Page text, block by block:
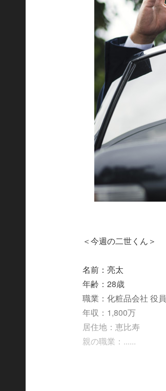
＜今週の二世くん＞
名前：亮太
年齢：28歳
職業：化粧品会社 役員
年収：1,800万
居住地：恵比寿
親の職業：......